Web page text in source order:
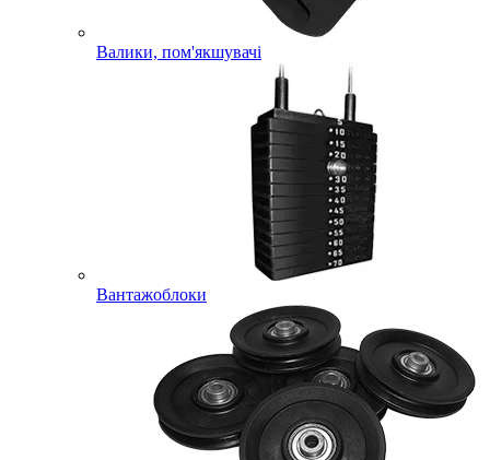
Валики, пом'якшувачі
Вантажоблоки